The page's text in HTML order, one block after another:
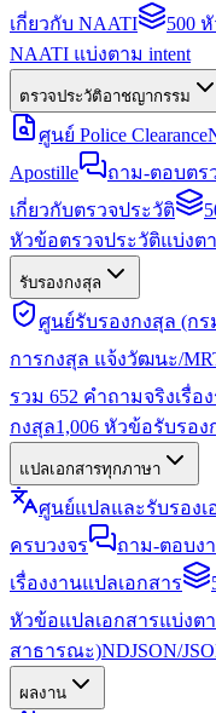
เกี่ยวกับ NAATI
500
NAATI แบ่งตาม intent
ตรวจประวัติอาชญากรรม
ศูนย์ Police Clearance
Apostille
ถาม-ตอบตร
เกี่ยวกับตรวจประวัติ
หัวข้อตรวจประวัติแบ่งตา
รับรองกงสุล
ศูนย์รับรองกงสุล (ก
การกงสุล แจ้งวัฒนะ/
รวม 652 คำถามจริงเรื่อ
กงสุล1,006 หัวข้อรับรอ
แปลเอกสารทุกภาษา
ศูนย์แปลและรับรองเ
ครบวงจร
ถาม-ตอบง
เรื่องงานแปลเอกสาร
หัวข้อแปลเอกสารแบ่งตา
สาธารณะ)NDJSON/
ผลงาน